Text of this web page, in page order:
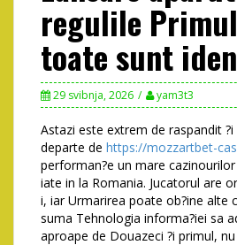
regulile
toate sunt
29 svibnja, 2026 yam3t3
Astazi este extrem de raspandit
departe de https://mozzartbet-
performan?e un mare
iate in la Romania. Jucatorul are
i, iar Urmarirea poate ob?ine alte
suma Tehnologia informa?iei sa
aproape de Douazeci ?i primul,